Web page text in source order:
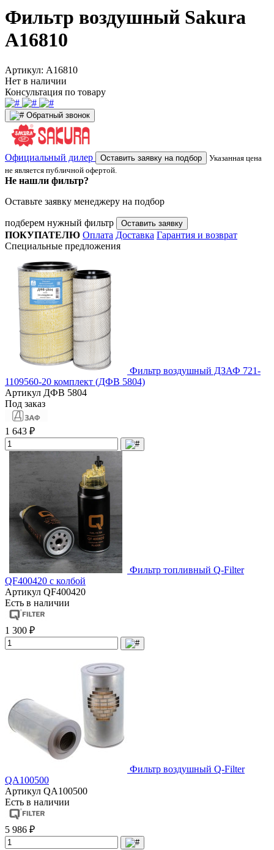
Фильтр воздушный Sakura
A16810
Артикул: A16810
Нет в наличии
Консультация по товару
Обратный звонок
Официальный дилер Оставить заявку на подбор
Указанная цена
не является публичной офертой.
Не нашли фильтр?
Оставьте заявку менеджеру на подбор
подберем нужный фильтр Оставить заявку
ПОКУПАТЕЛЮ Оплата Доставка Гарантия и возврат
Специальные предложения
Фильтр воздушный ДЗАФ 721-
1109560-20 комплект (ДФВ 5804)
Артикул ДФВ 5804
Под заказ
1 643 ₽
Фильтр топливный Q-Filter
QF400420 с колбой
Артикул QF400420
Есть в наличии
1 300 ₽
Фильтр воздушный Q-Filter
QA100500
Артикул QA100500
Есть в наличии
5 986 ₽